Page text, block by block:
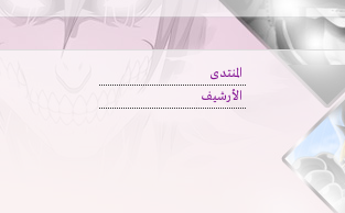
المنتدى
الأرشيف